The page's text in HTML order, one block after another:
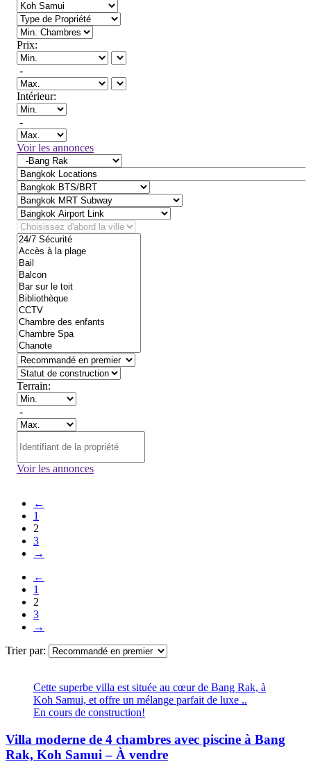
Prix:
-
Intérieur:
-
Voir les annonces
Terrain:
-
Voir les annonces
←
1
2
3
→
←
1
2
3
→
Trier par:
Cette superbe villa est située au cœur de Bang Rak, à
Koh Samui, et offre un mélange parfait de luxe ..
En cours de construction!
Villa moderne de 4 chambres avec piscine à Bang
Rak, Koh Samui – À vendre